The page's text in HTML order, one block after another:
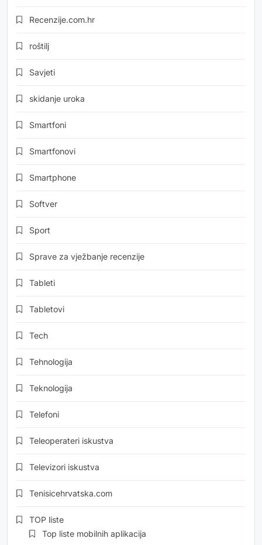
Recenzije.com.hr
roštilj
Savjeti
skidanje uroka
Smartfoni
Smartfonovi
Smartphone
Softver
Sport
Sprave za vježbanje recenzije
Tableti
Tabletovi
Tech
Tehnologija
Teknologija
Telefoni
Teleoperateri iskustva
Televizori iskustva
Tenisicehrvatska.com
TOP liste
Top liste mobilnih aplikacija